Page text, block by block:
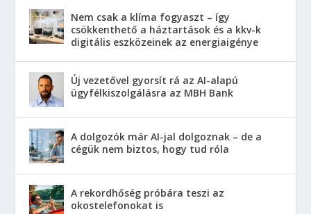
Nem csak a klíma fogyaszt – így
csökkenthető a háztartások és a kkv-k
digitális eszközeinek az energiaigénye
Új vezetővel gyorsít rá az AI-alapú
ügyfélkiszolgálásra az MBH Bank
A dolgozók már AI-jal dolgoznak – de a
cégük nem biztos, hogy tud róla
A rekordhőség próbára teszi az
okostelefonokat is